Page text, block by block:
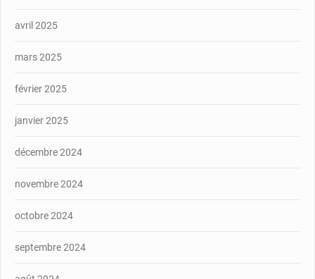
avril 2025
mars 2025
février 2025
janvier 2025
décembre 2024
novembre 2024
octobre 2024
septembre 2024